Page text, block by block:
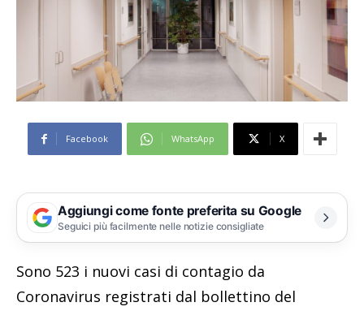
Facebook WhatsApp X
Aggiungi come fonte preferita su Google
Seguici più facilmente nelle notizie consigliate
Sono 523 i nuovi casi di contagio da
Coronavirus registrati dal bollettino del